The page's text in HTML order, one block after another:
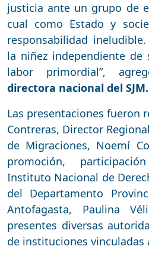
justicia ante un grupo de
cual como Estado y
responsabilidad
la niñez independiente
labor primordial”,
directora nacional del SJM.
Las presentaciones fueron
Contreras, Director
de Migraciones, Noemí
promoción,
Instituto Nacional de
del Departamento
Antofagasta, Paulina
presentes diversas
de instituciones vinculadas